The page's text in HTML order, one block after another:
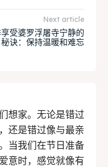
Next article
受婆罗浮屠寺宁静的
秘诀：保持温暖和难忘
想家。无论是错过
还是错过像与最亲
当我们在节日准备
意时，感觉就像有